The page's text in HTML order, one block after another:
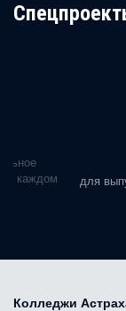
в каждом
для
Колледжи